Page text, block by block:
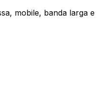
mobile, banda larga e